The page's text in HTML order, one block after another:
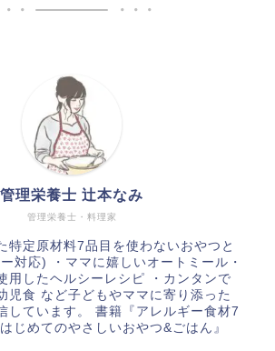
管理栄養士・料理家
管理栄養士 辻本なみ
特定原材料7品目を使わないおやつと
対応) ・ママに嬉しいオートミール・
用したヘルシーレシピ ・カンタンで
児食 など子どもやママに寄り添った
しています。 書籍『アレルギー食材7
じめてのやさしいおやつ&ごはん』